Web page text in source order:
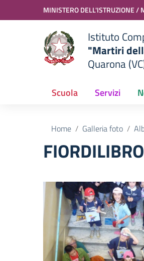
Vai ai contenuti
Vai al menu di navigazioneMINISTERO DELL'ISTRUZIONE /
Istituto
"Martiri
Quarona
Scuola Servizi
Home Galleria foto